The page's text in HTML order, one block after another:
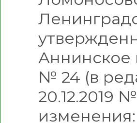
Аннинское
№ 24 (в
20.12.2019
изменения: